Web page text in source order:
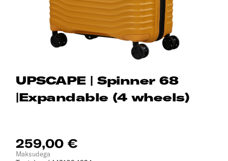
UPSCAPE | Spinner 68
|Expandable (4 wheels)
259,00 €
Maksudega